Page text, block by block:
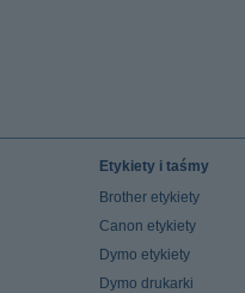
Etykiety i taśmy
Brother etykiety
Canon etykiety
Dymo etykiety
Dymo drukarki